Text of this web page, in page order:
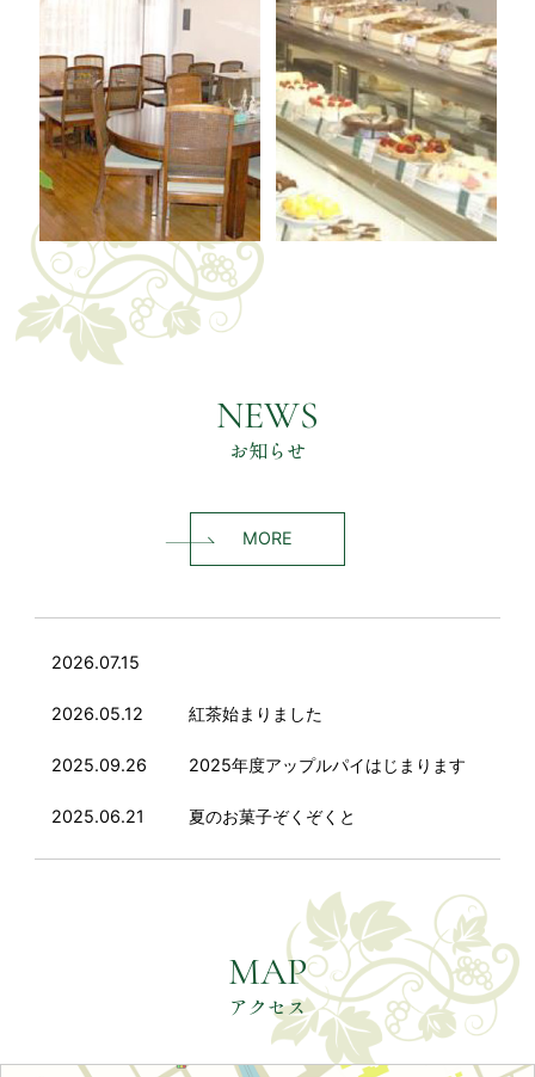
NEWS
お知らせ
MORE
2026.07.15
2026.05.12 紅茶始まりました
2025.09.26 2025年度アップルパイはじまります
2025.06.21 夏のお菓子ぞくぞくと
MAP
アクセス